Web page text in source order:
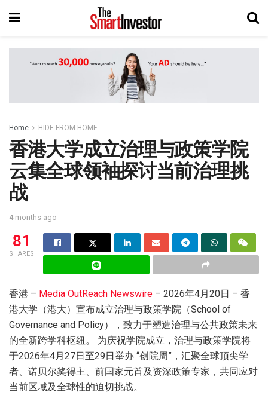
Home HIDE FROM HOME
香港大学成立治理与政策学院
云集全球领袖探讨当前治理挑
战
4 months ago
81
SHARES
香港 – Media OutReach Newswire – 2026年4月20日 – 香
港大学（港大）宣布成立治理与政策学院（School of
Governance and Policy），致力于塑造治理与公共政策未来
的全新跨学科枢纽。 为庆祝学院成立，治理与政策学院将
于2026年4月27日至29日举办 “创院周”，汇聚全球顶尖学
者、诺贝尔奖得主、前国家元首及资深政策专家，共同应对
当前区域及全球性的迫切挑战。